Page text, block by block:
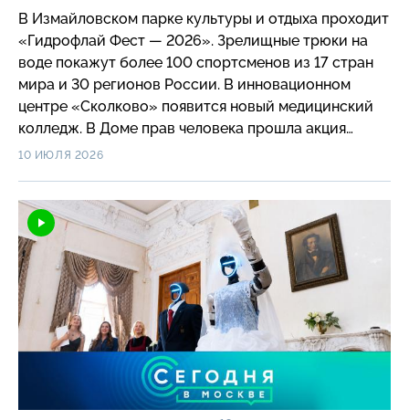
В Измайловском парке культуры и отдыха проходит
«Гидрофлай Фест — 2026». Зрелищные трюки на
воде покажут более 100 спортсменов из 17 стран
мира и 30 регионов России. В инновационном
центре «Сколково» появится новый медицинский
колледж. В Доме прав человека прошла акция
«День донора». Трамваи на улице Дурова стали
и расписание «Аэроэкспрессов» в «Шереметьево»
изменятся 11 июля. В Мнёвниковской пойме
оборудуют новый пешеходный променад. В Москве
стартовал летний фестиваль «Дачное Царицыно».
В центре воспроизводства редких видов животных
Московского зоопарка теперь можно увидеть
рыбных филинов.
10 ИЮЛЯ 2026